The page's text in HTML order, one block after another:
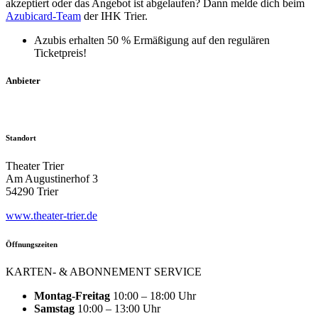
akzeptiert oder das Angebot ist abgelaufen? Dann melde dich beim
Azubicard-Team der IHK Trier.
Azubis erhalten 50 % Ermäßigung auf den regulären
Ticketpreis!
Anbieter
Standort
Theater Trier
Am Augustinerhof 3
54290 Trier
www.theater-trier.de
Öffnungszeiten
KARTEN- & ABONNEMENT SERVICE
Montag-Freitag 10:00 – 18:00 Uhr
Samstag 10:00 – 13:00 Uhr